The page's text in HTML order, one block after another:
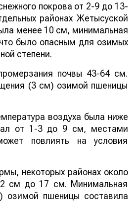
покрова от 2-9 до 13-
районах Жетысуской
менее 10 см, минимальная
было опасным для озимых
степени.
почвы 43-64 см.
(3 см) озимой пшеницы
воздуха была ниже
от 1-3 до 9 см, местами
повлиять на условия
некоторых районах около
см до 17 см. Минимальная
озимой пшеницы составила